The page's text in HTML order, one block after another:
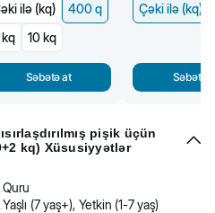
ilə (kq)
400 q
10 kq
Səbətə at
Çəki ilə (kq)
Səbətə
pişik üçün
hind quşu ilə (10+2 kq) Xüsusiyyətlər
Quru
Yaşlı (7 yaş+), Yetkin (1-7 yaş)